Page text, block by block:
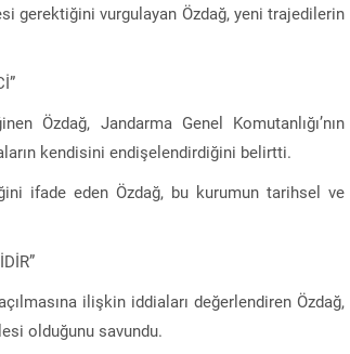
gerektiğini vurgulayan Özdağ, yeni trajedilerin
Özdağ, Jandarma Genel Komutanlığı’nın
kendisini endişelendirdiğini belirtti.
ifade eden Özdağ, bu kurumun tarihsel ve
ilişkin iddiaları değerlendiren Özdağ,
olduğunu savundu.